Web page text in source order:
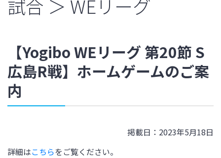
試合 ＞ WEリーグ
【Yogibo WEリーグ 第20節 S
広島R戦】ホームゲームのご案
内
掲載日：2023年5月18日
詳細はこちらをご覧ください。